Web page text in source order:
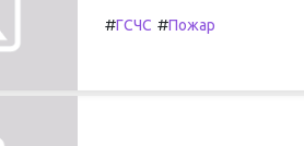
#ГСЧС #Пожар